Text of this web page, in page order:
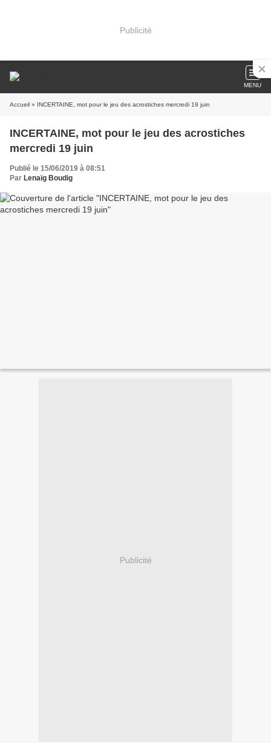
Publicité
MENU
Accueil » INCERTAINE, mot pour le jeu des acrostiches mercredi 19 juin
INCERTAINE, mot pour le jeu des acrostiches
mercredi 19 juin
Publié le 15/06/2019 à 08:51
Par Lenaïg Boudig
Publicité